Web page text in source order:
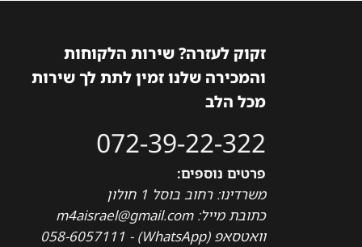
זקוק לעזרה? שירות הלקוחות
והמכירה שלנו זמין לתת לך שירות
מכל הלב
072-39-22-322
פרטים נוספים:
משרדינו: רחוב בוסל 1 חולון
כתובת מייל: m4aisrael@gmail.com
וואטסאפ (WhatsApp) - 058-6057111